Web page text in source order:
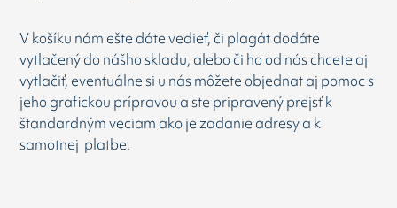
V košíku nám ešte dáte vedieť, či plagát dodáte
vytlačený do nášho skladu, alebo či ho od nás chcete aj
vytlačiť, eventuálne si u nás môžete objednat aj pomoc s
jeho grafickou prípravou a ste pripravený prejsť k
štandardným veciam ako je zadanie adresy a k
samotnej platbe.